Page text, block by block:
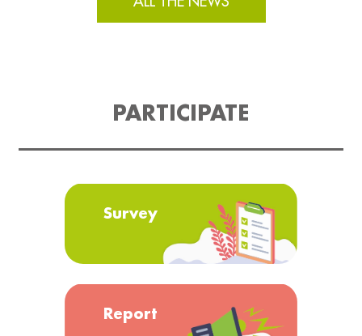
PARTICIPATE
Survey
Report